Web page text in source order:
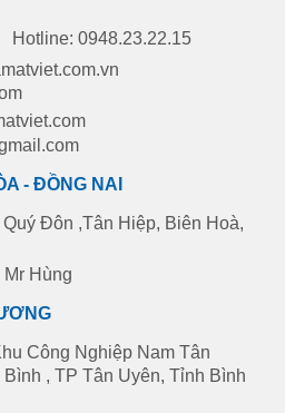
Hotline: 0948.23.22.15
- ĐỒNG NAI
Đôn ,Tân Hiệp, Biên Hoà,
Hùng
Công Nghiệp Nam Tân
, TP Tân Uyên, Tỉnh Bình